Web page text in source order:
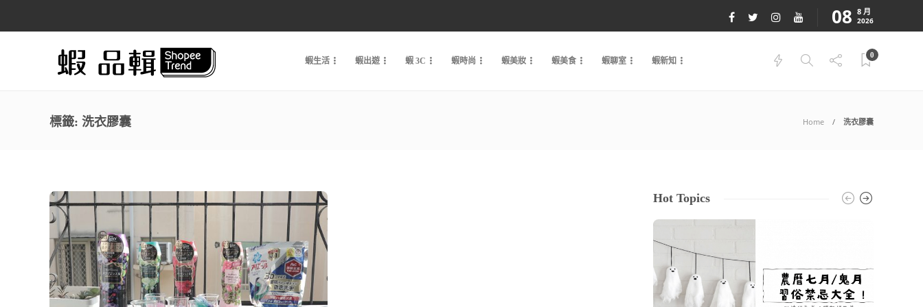
08 8 月
2026
蝦生活 蝦出遊 蝦 3C 蝦時尚 蝦美妝 蝦美食 蝦聊室 蝦新知
0
標籤: 洗衣膠囊 Home 洗衣膠囊
Hot Topics